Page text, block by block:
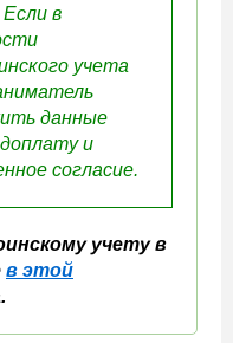
в
учета
данные
и
согласие.
учету в
в этой